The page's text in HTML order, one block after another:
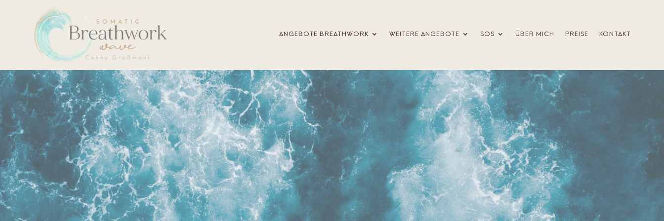
ANGEBOTE BREATHWORK WEITERE ANGEBOTE SOS ÜBER MICH PREISE KONTAKT